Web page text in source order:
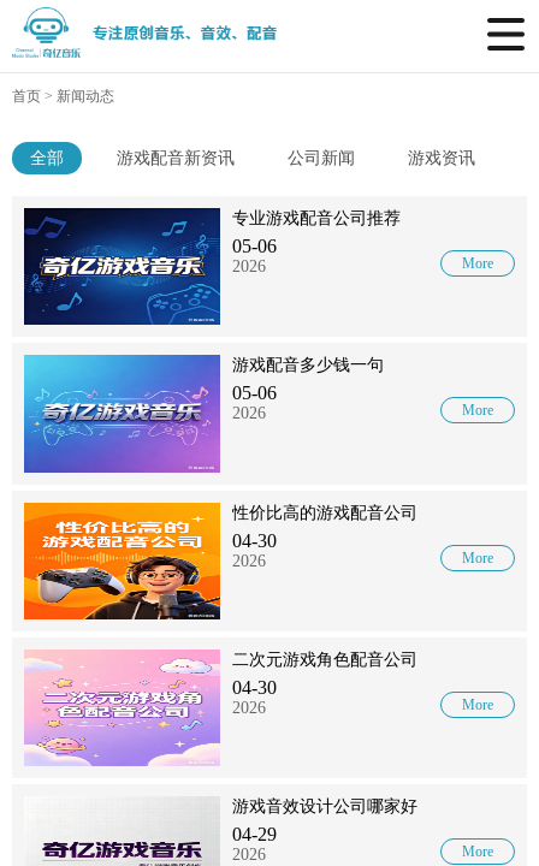
首页 > 新闻动态
全部 游戏配音新资讯 公司新闻 游戏资讯
专业游戏配音公司推荐
05-06
2026 More
游戏配音多少钱一句
05-06
2026 More
性价比高的游戏配音公司
04-30
2026 More
二次元游戏角色配音公司
04-30
2026 More
游戏音效设计公司哪家好
04-29
2026 More